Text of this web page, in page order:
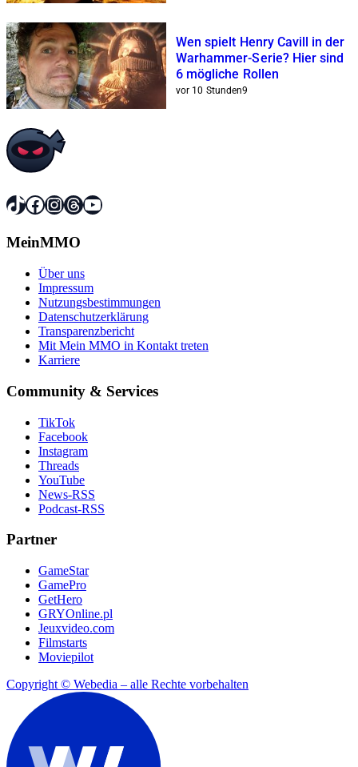
Wen spielt Henry Cavill in der
Warhammer-Serie? Hier sind
6 mögliche Rollen
vor 10 Stunden9
TikTok
Facebook
Instagram
Threads
YouTube
MeinMMO
Über uns
Impressum
Nutzungsbestimmungen
Datenschutzerklärung
Transparenzbericht
Mit Mein MMO in Kontakt treten
Karriere
Community & Services
TikTok
Facebook
Instagram
Threads
YouTube
News-RSS
Podcast-RSS
Partner
GameStar
GamePro
GetHero
GRYOnline.pl
Jeuxvideo.com
Filmstarts
Moviepilot
Copyright © Webedia – alle Rechte vorbehalten